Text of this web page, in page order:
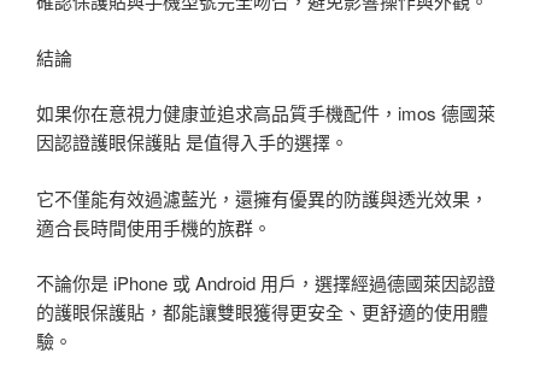
結論
如果你在意視力健康並追求高品質手機配件，imos 德國萊
因認證護眼保護貼 是值得入手的選擇。
它不僅能有效過濾藍光，還擁有優異的防護與透光效果，
適合長時間使用手機的族群。
不論你是 iPhone 或 Android 用戶，選擇經過德國萊因認證
的護眼保護貼，都能讓雙眼獲得更安全、更舒適的使用體
驗。